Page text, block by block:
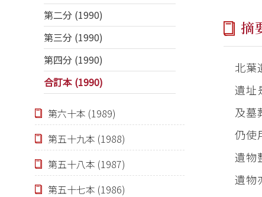
第二分 (1990)
第三分 (1990)
第四分 (1990)
合訂本 (1990)
第六十本 (1989)
第五十九本 (1988)
第五十八本 (1987)
第五十七本 (1986)
摘
北葉
遺址
及墓
仍使
遺物
遺物